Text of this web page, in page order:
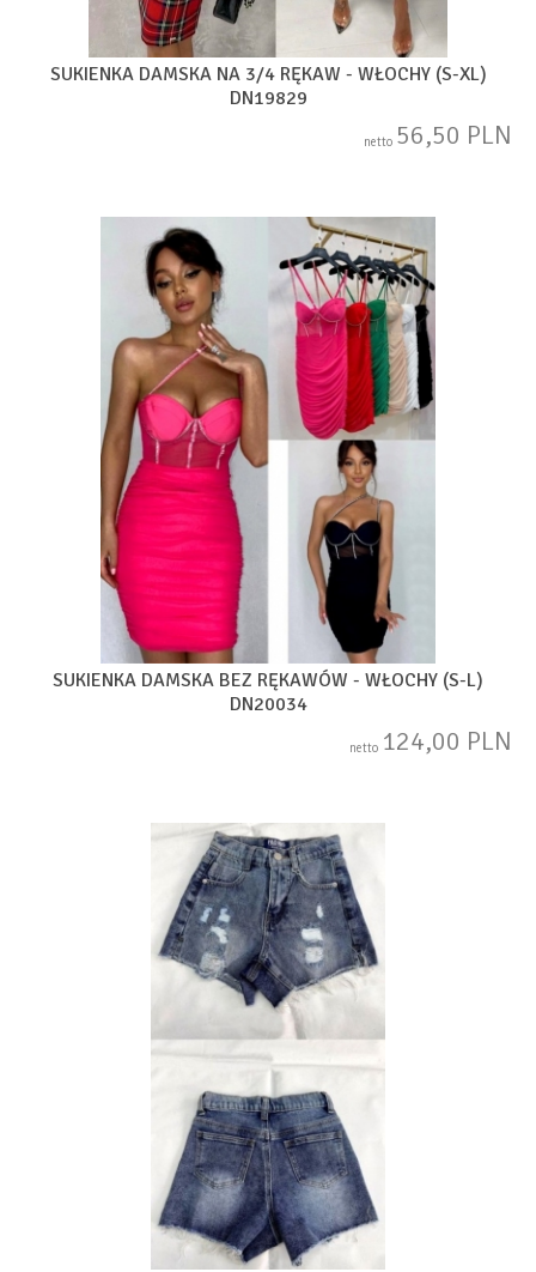
SUKIENKA DAMSKA NA 3/4 RĘKAW - WŁOCHY (S-XL)
DN19829
netto 56,50 PLN
SUKIENKA DAMSKA BEZ RĘKAWÓW - WŁOCHY (S-L)
DN20034
netto 124,00 PLN